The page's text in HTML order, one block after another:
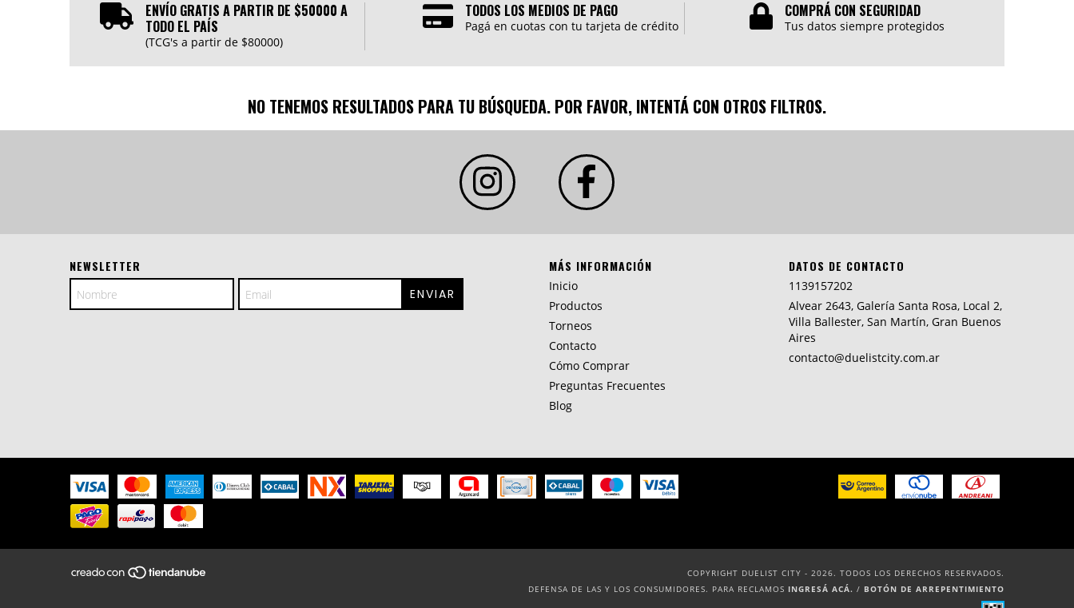
ENVÍO GRATIS A PARTIR DE $50000 A
TODO EL PAÍS
(TCG's a partir de $80000)
TODOS LOS MEDIOS DE PAGO
Pagá en cuotas con tu tarjeta de crédito
COMPRÁ CON SEGURIDAD
Tus datos siempre protegidos
NO TENEMOS RESULTADOS PARA TU BÚSQUEDA. POR FAVOR, INTENTÁ CON OTROS FILTROS.
NEWSLETTER MÁS INFORMACIÓN
Inicio
Productos
Torneos
Contacto
Cómo Comprar
Preguntas Frecuentes
Blog
DATOS DE CONTACTO
1139157202
Alvear 2643, Galería Santa Rosa, Local 2,
Villa Ballester, San Martín, Gran Buenos
Aires
contacto@duelistcity.com.ar
COPYRIGHT DUELIST CITY - 2026. TODOS LOS DERECHOS RESERVADOS.
DEFENSA DE LAS Y LOS CONSUMIDORES. PARA RECLAMOS INGRESÁ ACÁ. / BOTÓN DE ARREPENTIMIENTO